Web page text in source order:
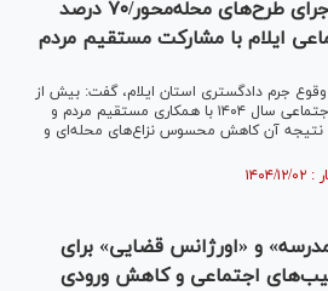
کاهش جرایم خشن با اجرای طرح‌های محله‌محور/۷۰ درصد
ایلام با مشارکت مستقیم مردم
جرم دادگستری استان ایلام، گفت: بیش از
۷۰ درصد برنامه‌های پیشگیری اجتماعی سال ۱۴۰۴ با همکاری مستقیم مردم و
و نتیجه آن کاهش محسوس نزاع‌های محله‌ای و
و «اورژانس قضایی» برای
اجتماعی و کاهش ورودی